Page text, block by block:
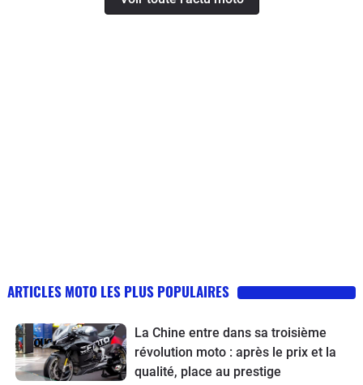
ARTICLES MOTO LES PLUS POPULAIRES
La Chine entre dans sa troisième
révolution moto : après le prix et la
qualité, place au prestige